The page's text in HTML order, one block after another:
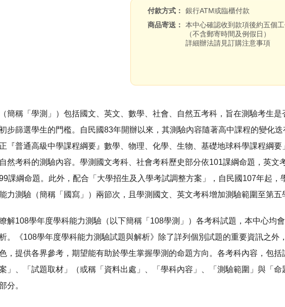
付款方式
銀行ATM或臨櫃付款
商品寄送
本中心確認收到款項後約五個
（不含郵寄時間及例假日）
詳細辦法請見訂購注意事項
稱「學測」）包括國文、英文、數學、社會、自然五考科，旨在測驗考生是
步篩選學生的門檻。自民國83年開辦以來，其測驗內容隨著高中課程的變化
『普通高級中學課程綱要』數學、物理、化學、生物、基礎地球科學課程綱
然考科的測驗內容。學測國文考科、社會考科歷史部分依101課綱命題，英文
課綱命題。此外，配合「大學招生及入學考試調整方案」，自民國107年起，
力測驗（簡稱「國寫」）兩節次，且學測國文、英文考科增加測驗範圍至第五
108學年度學科能力測驗（以下簡稱「108學測」）各考科試題，本中心均
。《108學年度學科能力測驗試題與解析》除了詳列個別試題的重要資訊之外
，提供各界參考，期望能有助於學生掌握學測的命題方向。各考科內容，包
」、「試題取材」（或稱「資料出處」、「學科內容」、「測驗範圍」與「命
分。